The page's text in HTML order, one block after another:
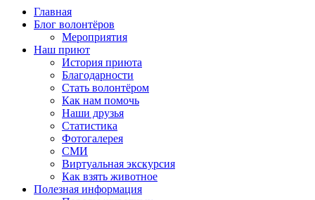
Главная
Блог волонтёров
Мероприятия
Наш приют
История приюта
Благодарности
Cтать волонтёром
Как нам помочь
Наши друзья
Статистика
Фотогалерея
СМИ
Виртуальная экскурсия
Как взять животное
Полезная информация